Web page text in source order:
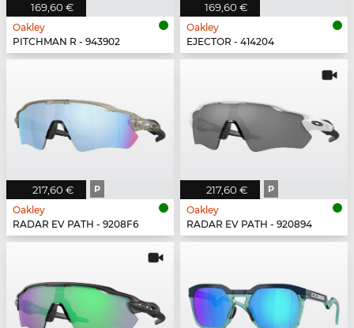
169,60 €
Oakley
PITCHMAN R - 943902
169,60 €
Oakley
EJECTOR - 414204
217,60 € P
Oakley
RADAR EV PATH - 9208F6
217,60 € P
Oakley
RADAR EV PATH - 920894